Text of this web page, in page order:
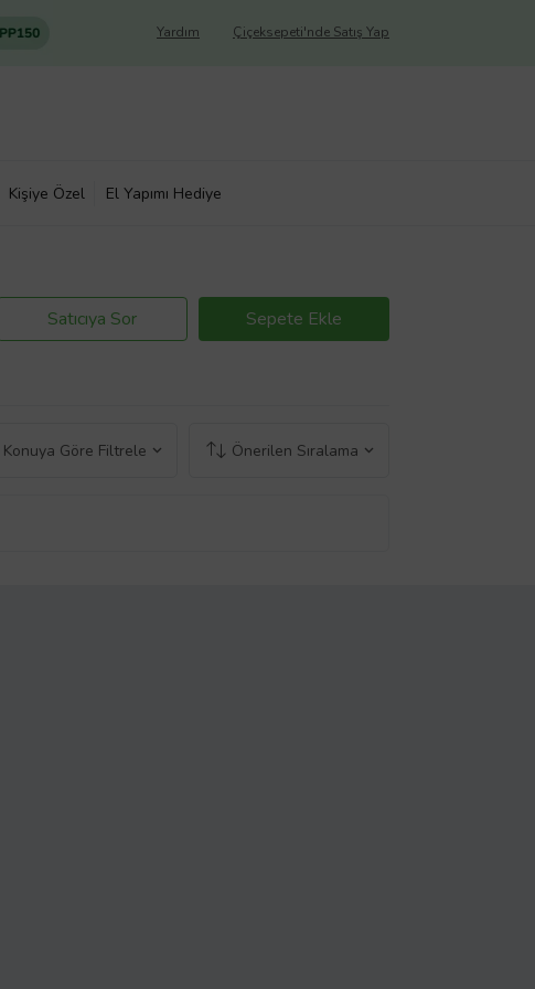
Çiçeksepeti'nde Satış Yap
Yardım
Kişiye Özel El Yapımı Hediye
Satıcıya Sor Sepete Ekle
Konuya Göre Filtrele Önerilen Sıralama